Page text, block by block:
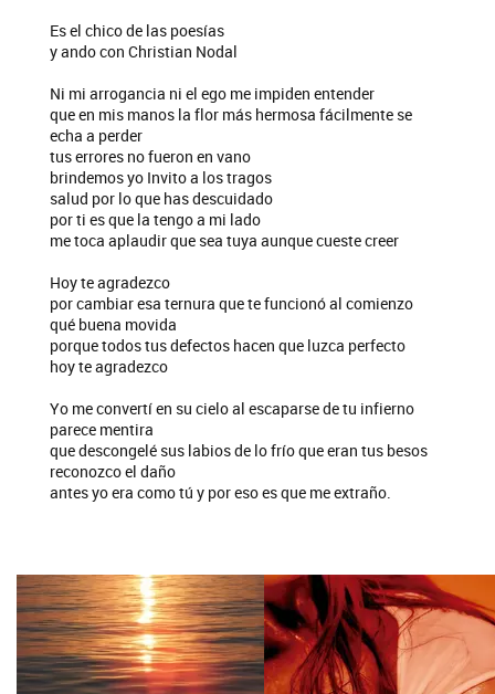
Es el chico de las poesías
y ando con Christian Nodal
Ni mi arrogancia ni el ego me impiden entender
que en mis manos la flor más hermosa fácilmente se
echa a perder
tus errores no fueron en vano
brindemos yo Invito a los tragos
salud por lo que has descuidado
por ti es que la tengo a mi lado
me toca aplaudir que sea tuya aunque cueste creer
Hoy te agradezco
por cambiar esa ternura que te funcionó al comienzo
qué buena movida
porque todos tus defectos hacen que luzca perfecto
hoy te agradezco
Yo me convertí en su cielo al escaparse de tu infierno
parece mentira
que descongelé sus labios de lo frío que eran tus besos
reconozco el daño
antes yo era como tú y por eso es que me extraño.